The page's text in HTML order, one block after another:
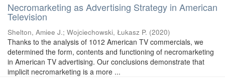
Necromarketing as Advertising Strategy in American
Television
Shelton, Amiee J.; Wojciechowski, Łukasz P. (2020)
Thanks to the analysis of 1012 American TV commercials, we
determined the form, contents and functioning of necromarketing
in American TV advertising. Our conclusions demonstrate that
implicit necromarketing is a more ...